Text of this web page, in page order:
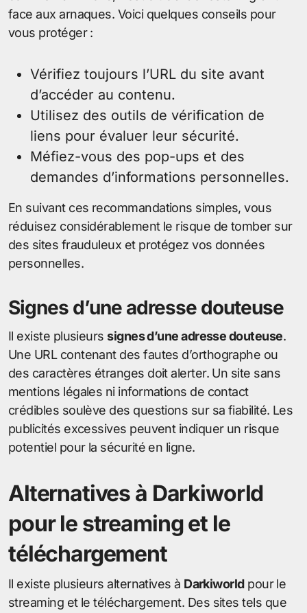
face aux arnaques. Voici quelques conseils pour
vous protéger :
Vérifiez toujours l’URL du site avant
d’accéder au contenu.
Utilisez des outils de vérification de
liens pour évaluer leur sécurité.
Méfiez-vous des pop-ups et des
demandes d’informations personnelles.
En suivant ces recommandations simples, vous
réduisez considérablement le risque de tomber sur
des sites frauduleux et protégez vos données
personnelles.
Signes d’une adresse douteuse
Il existe plusieurssignes d’une adresse douteuse.
Une URL contenant des fautes d’orthographe ou
des caractères étranges doit alerter. Un site sans
mentions légales ni informations de contact
crédibles soulève des questions sur sa fiabilité. Les
publicités excessives peuvent indiquer un risque
potentiel pour la sécurité en ligne.
Alternatives à Darkiworld
pour le streaming et le
téléchargement
Il existe plusieurs alternatives à Darkiworldpour le
streaming et le téléchargement. Des sites tels que